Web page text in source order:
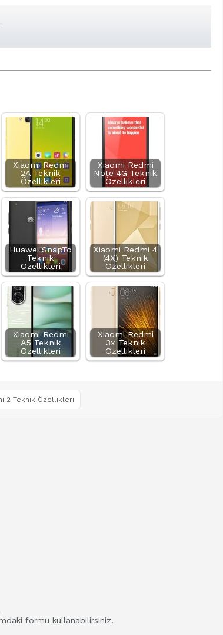
Xiaomi Redmi
2A Teknik
Özellikleri
Xiaomi Redmi
Note 4G Teknik
Özellikleri
Huawei SnapTo
Teknik
Özellikleri
Xiaomi Redmi 4
(4X) Teknik
Özellikleri
Xiaomi Redmi
A5 Teknik
Özellikleri
Xiaomi Redmi
3x Teknik
Özellikleri
2 Teknik Özellikleri
formu kullanabilirsiniz.
Google Pixel 10 Pro Teknik
√ Temel Teknik Özellikleri √ Temel Teknik
Özellikler ve Detaylı Bilgileri. Ekran: 6.3 inç,
1280 x 2856 piksel, 120 Hz LTPO